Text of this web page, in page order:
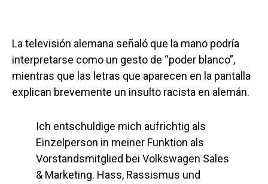
La televisión alemana señaló que la mano podría
interpretarse como un gesto de “poder blanco”,
mientras que las letras que aparecen en la pantalla
explican brevemente un insulto racista en alemán.
Ich entschuldige mich aufrichtig als
Einzelperson in meiner Funktion als
Vorstandsmitglied bei Volkswagen Sales
& Marketing. Hass, Rassismus und